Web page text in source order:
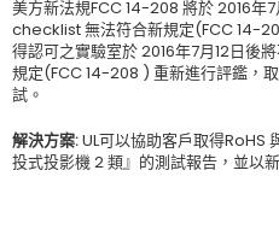
美方新法規FCC 14-208 將於 2016年
checklist 無法符合新規定(FCC 14-
得認可之實驗室於 2016年7月12日後
規定(FCC 14-208 ) 重新進行評鑑，
試。
解決方案:UL可以協助客戶取得RoHS
投式投影機 2 類』的測試報告，並以